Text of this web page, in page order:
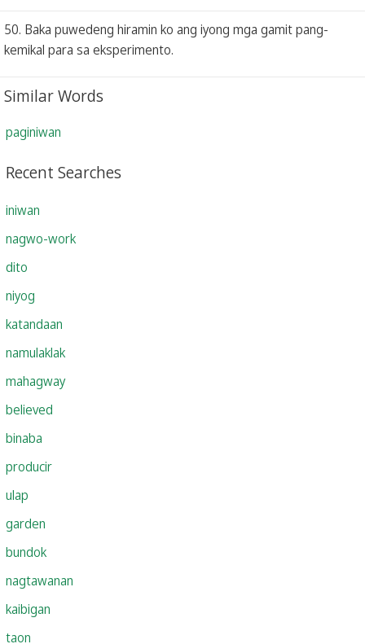
50. Baka puwedeng hiramin ko ang iyong mga gamit pang-
kemikal para sa eksperimento.
Similar Words
paginiwan
Recent Searches
iniwan
nagwo-work
dito
niyog
katandaan
namulaklak
mahagway
believed
binaba
producir
ulap
garden
bundok
nagtawanan
kaibigan
taon